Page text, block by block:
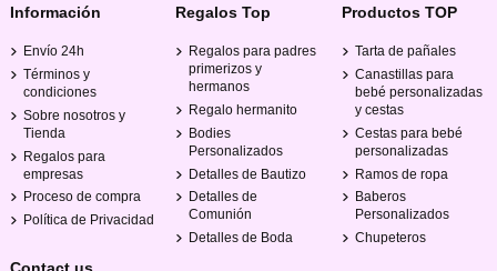
Información
Envío 24h
Términos y
condiciones
Sobre nosotros y
Tienda
Regalos para
empresas
Proceso de compra
Política de Privacidad
Regalos Top
Regalos para padres
primerizos y
hermanos
Regalo hermanito
Bodies
Personalizados
Detalles de Bautizo
Detalles de
Comunión
Detalles de Boda
Productos TOP
Tarta de pañales
Canastillas para
bebé personalizadas
y cestas
Cestas para bebé
personalizadas
Ramos de ropa
Baberos
Personalizados
Chupeteros